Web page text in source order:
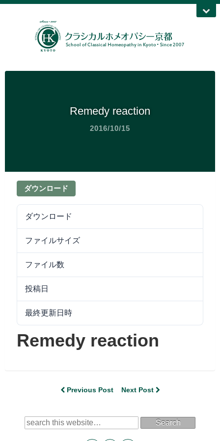
Remedy reaction
2016/10/15
ダウンロード
ダウンロード
ファイルサイズ
ファイル数
投稿日
最終更新日時
Remedy reaction
Previous Post Next Post
Search